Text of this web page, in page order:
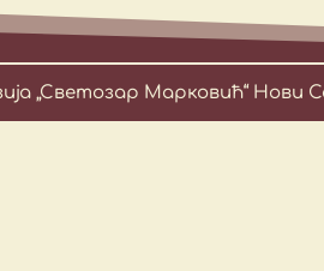
„Светозар Марковић“ Нови